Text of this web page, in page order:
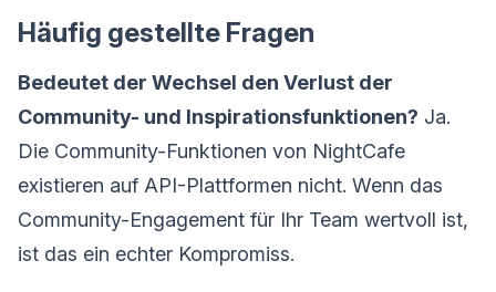
Häufig gestellte Fragen
Bedeutet der Wechsel den Verlust der
Community- und Inspirationsfunktionen? Ja.
Die Community-Funktionen von NightCafe
existieren auf API-Plattformen nicht. Wenn das
Community-Engagement für Ihr Team wertvoll ist,
ist das ein echter Kompromiss.